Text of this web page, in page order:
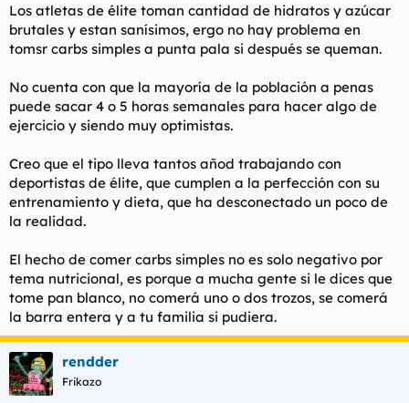
Los atletas de élite toman cantidad de hidratos y azúcar
brutales y estan sanísimos, ergo no hay problema en
tomsr carbs simples a punta pala si después se queman.
No cuenta con que la mayoría de la población a penas
puede sacar 4 o 5 horas semanales para hacer algo de
ejercicio y siendo muy optimistas.
Creo que el tipo lleva tantos añod trabajando con
deportistas de élite, que cumplen a la perfección con su
entrenamiento y dieta, que ha desconectado un poco de
la realidad.
El hecho de comer carbs simples no es solo negativo por
tema nutricional, es porque a mucha gente si le dices que
tome pan blanco, no comerá uno o dos trozos, se comerá
la barra entera y a tu familia si pudiera.
rendder
Frikazo